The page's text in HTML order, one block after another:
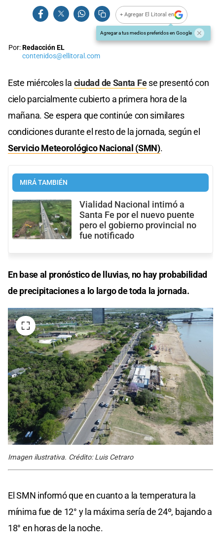
+ Agregar El Litoral en
Agregar a tus medios preferidos en Google
Por:Redacción EL
contenidos@ellitoral.com
Este miércoles la ciudad de Santa Fese presentó con
cielo parcialmente cubierto a primera hora de la
mañana. Se espera que continúe con similares
condiciones durante el resto de la jornada, según el
Servicio Meteorológico Nacional (SMN).
MIRÁ TAMBIÉN
Vialidad Nacional intimó a
Santa Fe por el nuevo puente
pero el gobierno provincial no
fue notificado
En base al pronóstico de lluvias, no hay probabilidad
de precipitaciones a lo largo de toda la jornada.
Imagen ilustrativa. Crédito: Luis Cetraro
El SMN informó que en cuanto a la temperatura la
mínima fue de 12° y la máxima sería de 24º, bajando a
18° en horas de la noche.